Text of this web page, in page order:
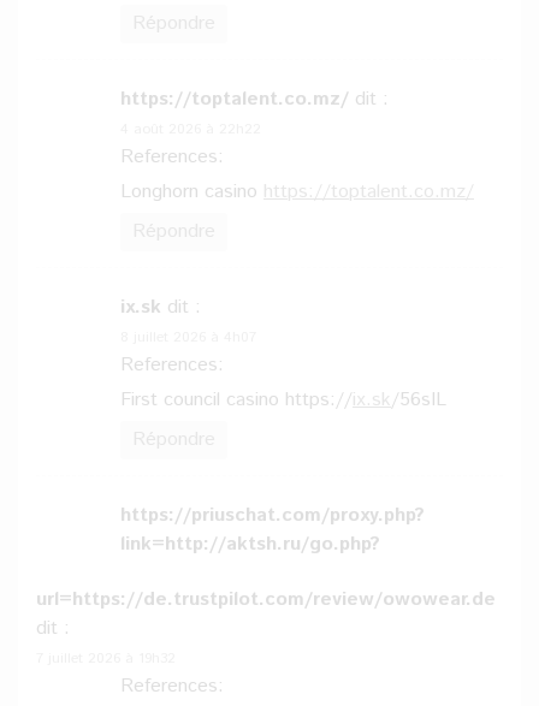
https://toptalent.co.mz/ dit :
References:
Longhorn casino https://toptalent.co.mz/
ix.sk dit :
References:
First council casino https://ix.sk/56sIL
https://priuschat.com/proxy.php?
link=http://aktsh.ru/go.php?
url=https://de.trustpilot.com/review/owowear.de
dit :
References: